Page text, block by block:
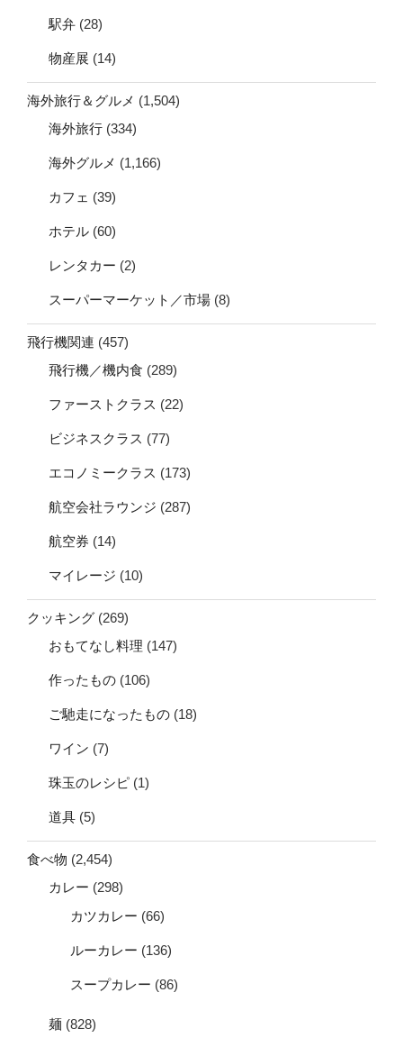
駅弁 (28)
物産展 (14)
海外旅行＆グルメ (1,504)
海外旅行 (334)
海外グルメ (1,166)
カフェ (39)
ホテル (60)
レンタカー (2)
スーパーマーケット／市場 (8)
飛行機関連 (457)
飛行機／機内食 (289)
ファーストクラス (22)
ビジネスクラス (77)
エコノミークラス (173)
航空会社ラウンジ (287)
航空券 (14)
マイレージ (10)
クッキング (269)
おもてなし料理 (147)
作ったもの (106)
ご馳走になったもの (18)
ワイン (7)
珠玉のレシピ (1)
道具 (5)
食べ物 (2,454)
カレー (298)
カツカレー (66)
ルーカレー (136)
スープカレー (86)
麺 (828)